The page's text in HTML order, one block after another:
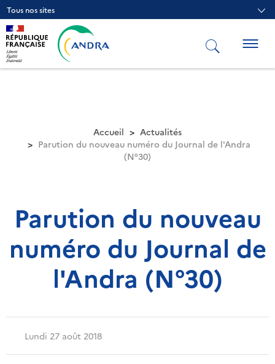
Aller
au
contenu
principal
Tous nos sites
Accueil
Actualités
Parution du nouveau numéro du Journal de l'Andra
(N°30)
Parution du nouveau
numéro du Journal de
l'Andra (N°30)
Lundi 27 août 2018